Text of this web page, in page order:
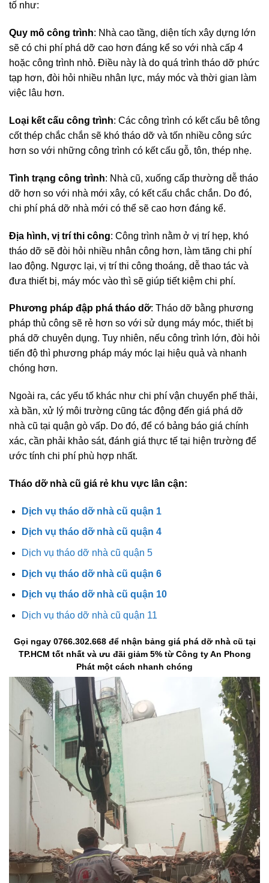
tố như:
Quy mô công trình: Nhà cao tầng, diện tích xây dựng lớn
sẽ có chi phí phá dỡ cao hơn đáng kể so với nhà cấp 4
hoặc công trình nhỏ. Điều này là do quá trình tháo dỡ phức
tạp hơn, đòi hỏi nhiều nhân lực, máy móc và thời gian làm
việc lâu hơn.
Loại kết cấu công trình: Các công trình có kết cấu bê tông
cốt thép chắc chắn sẽ khó tháo dỡ và tốn nhiều công sức
hơn so với những công trình có kết cấu gỗ, tôn, thép nhẹ.
Tình trạng công trình: Nhà cũ, xuống cấp thường dễ tháo
dỡ hơn so với nhà mới xây, có kết cấu chắc chắn. Do đó,
chi phí phá dỡ nhà mới có thể sẽ cao hơn đáng kể.
Địa hình, vị trí thi công: Công trình nằm ở vị trí hẹp, khó
tháo dỡ sẽ đòi hỏi nhiều nhân công hơn, làm tăng chi phí
lao động. Ngược lại, vị trí thi công thoáng, dễ thao tác và
đưa thiết bị, máy móc vào thì sẽ giúp tiết kiệm chi phí.
Phương pháp đập phá tháo dỡ: Tháo dỡ bằng phương
pháp thủ công sẽ rẻ hơn so với sử dụng máy móc, thiết bị
phá dỡ chuyên dụng. Tuy nhiên, nếu công trình lớn, đòi hỏi
tiến độ thì phương pháp máy móc lại hiệu quả và nhanh
chóng hơn.
Ngoài ra, các yếu tố khác như chi phí vận chuyển phế thải,
xà bần, xử lý môi trường cũng tác động đến giá phá dỡ
nhà cũ tại quận gò vấp. Do đó, để có bảng báo giá chính
xác, cần phải khảo sát, đánh giá thực tế tại hiện trường để
ước tính chi phí phù hợp nhất.
Tháo dỡ nhà cũ giá rẻ khu vực lân cận:
Dịch vụ tháo dỡ nhà cũ quận 1
Dịch vụ tháo dỡ nhà cũ quận 4
Dịch vụ tháo dỡ nhà cũ quận 5
Dịch vụ tháo dỡ nhà cũ quận 6
Dịch vụ tháo dỡ nhà cũ quận 10
Dịch vụ tháo dỡ nhà cũ quận 11
Gọi ngay 0766.302.668 để nhận bảng giá phá dỡ nhà cũ tại
TP.HCM tốt nhất và ưu đãi giảm 5% từ Công ty An Phong
Phát một cách nhanh chóng